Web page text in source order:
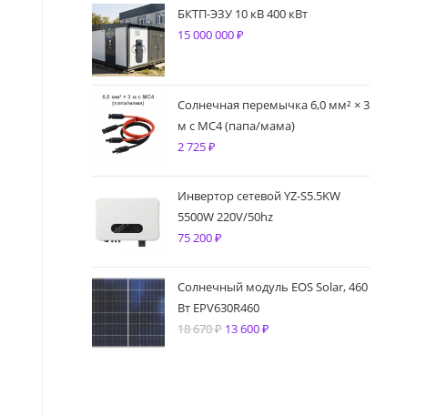
БКТП-ЭЗУ 10 кВ 400 кВт
15 000 000₽
Солнечная перемычка 6,0 мм² × 3
м с MC4 (папа/мама)
2 725₽
Инвертор сетевой YZ-S5.5KW
5500W 220V/50hz
75 200₽
Солнечный модуль EOS Solar, 460
Вт EPV630R460
18 670₽ Первоначальная
13 600₽